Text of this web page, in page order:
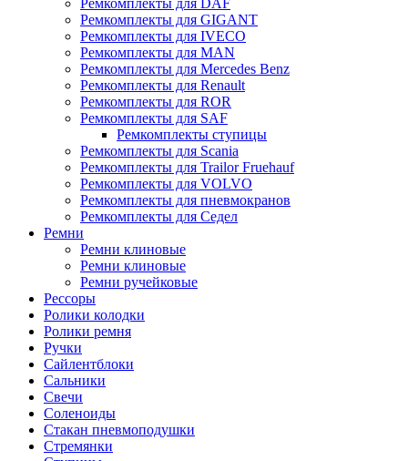
Ремкомплекты для GIGANT
Ремкомплекты для IVECO
Ремкомплекты для MAN
Ремкомплекты для Mercedes Benz
Ремкомплекты для Renault
Ремкомплекты для ROR
Ремкомплекты для SAF
Ремкомплекты ступицы
Ремкомплекты для Scania
Ремкомплекты для Trailor Fruehauf
Ремкомплекты для VOLVO
Ремкомплекты для пневмокранов
Ремкомплекты для Седел
Ремни
Ремни клиновые
Ремни клиновые
Ремни ручейковые
Рессоры
Ролики колодки
Ролики ремня
Ручки
Сайлентблоки
Сальники
Свечи
Соленоиды
Стакан пневмоподушки
Стремянки